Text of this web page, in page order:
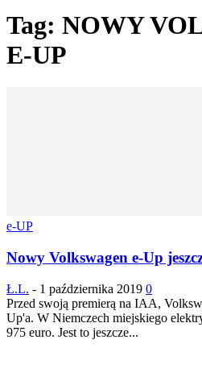
Tag: NOWY
E-UP
e-UP
Nowy Volkswagen e-Up
Ł.L. - 1 października 2019 0
Przed swoją premierą na IAA,
Up'a. W Niemczech miejskiego
975 euro. Jest to jeszcze...